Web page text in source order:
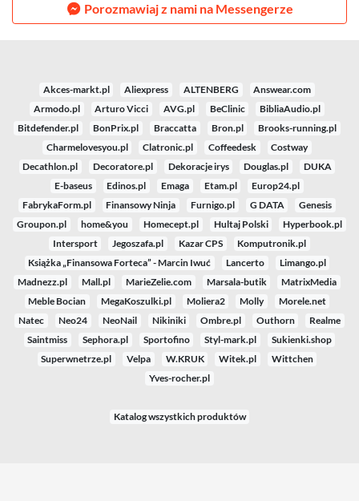
Porozmawiaj z nami na Messengerze
Akces-markt.pl Aliexpress ALTENBERG
Answear.com
Armodo.pl
Arturo Vicci AVG.pl BeClinic
BibliaAudio.pl
Bitdefender.pl
BonPrix.pl Braccatta Bron.pl
Brooks-running.pl
Charmelovesyou.pl
Clatronic.pl Coffeedesk
Costway
Decathlon.pl
Decoratore.pl Dekoracje irys Douglas.pl
DUKA
E-baseus
Edinos.pl Emaga Etam.pl
Europ24.pl
FabrykaForm.pl
Finansowy Ninja Furnigo.pl G DATA
Genesis
Groupon.pl
home&you Homecept.pl Hultaj Polski
Hyperbook.pl
Intersport
Jegoszafa.pl Kazar CPS
Komputronik.pl
Książka „Finansowa Forteca” - Marcin Iwuć
Lancerto
Limango.pl
Madnezz.pl
Mall.pl MarieZelie.com Marsala-butik
MatrixMedia
Meble Bocian
MegaKoszulki.pl Moliera2 Molly
Morele.net
Natec
Neo24 NeoNail Nikiniki Ombre.pl Outhorn
Realme
Saintmiss
Sephora.pl Sportofino Styl-mark.pl
Sukienki.shop
Superwnetrze.pl
Velpa W.KRUK Witek.pl
Wittchen
Yves-rocher.pl
Katalog wszystkich produktów